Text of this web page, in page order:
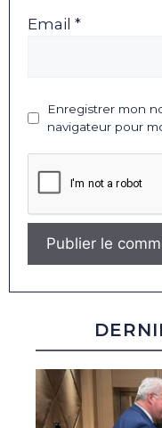
Email *
Enregistrer mon
navigateur pour